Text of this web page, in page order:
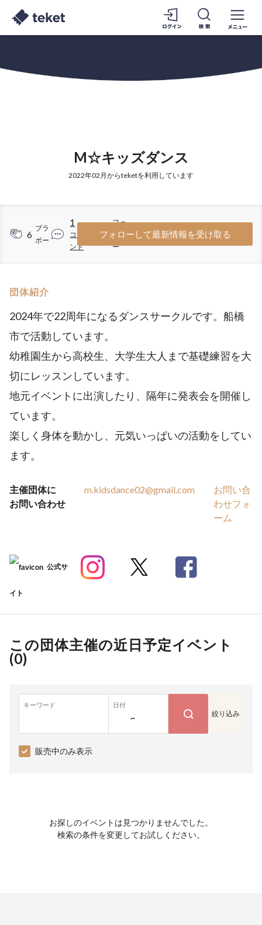
M☆キッズダンス
2022年02月からteketを利用しています
6
ブラ
ボー
1
コメ
ント
1
フォ
ロワ
ー
フォローして最新情報を受け取る
団体紹介
2024年で22周年になるダンスサークルです。船橋
市で活動しています。
幼稚園生から高校生、大学生大人まで基礎練習を大
切にレッスンしています。
地元イベントに出演したり、隔年に発表会を開催し
ています。
楽しく身体を動かし、元気いっぱいの活動をしてい
ます。
主催団体に
お問い合わせ
m.kidsdance02@gmail.com
お問い合
わせフォ
ーム
公式サ
イト
この団体主催の近日予定イベント
(0)
キーワード 日付
~ 絞り込み
販売中のみ表示
お探しのイベントは見つかりませんでした。
検索の条件を変更してお試しください。